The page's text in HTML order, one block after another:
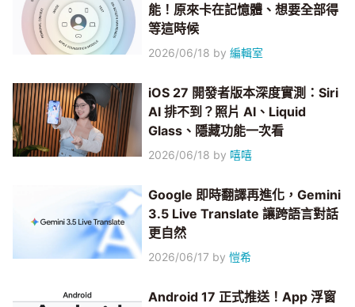
能！原來卡在記憶體、想要全部得
等這時候
2026/06/18 by編輯室
iOS 27 開發者版本深度實測：Siri
AI 排不到？照片 AI、Liquid
Glass、隱藏功能一次看
2026/06/18 by 嘻嘻
Google 即時翻譯再進化，Gemini
3.5 Live Translate 讓跨語言對話
更自然
2026/06/17 by愷希
Android 17 正式推送！App 浮窗